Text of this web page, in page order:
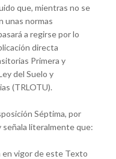
que, mientras no se
unas normas
a regirse por lo
directa
Primera y
del Suelo y
(TRLOTU).
Séptima, por
señala literalmente que:
en vigor de este Texto